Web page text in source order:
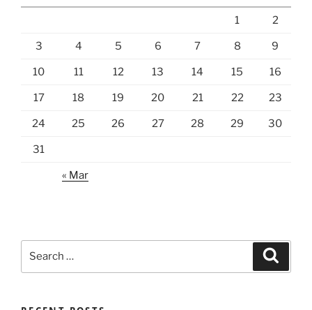
1 2
3 4 5 6 7 8 9
10 11 12 13 14 15 16
17 18 19 20 21 22 23
24 25 26 27 28 29 30
31
« Mar